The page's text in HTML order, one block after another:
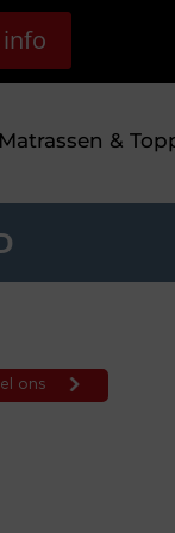
Matrassen &